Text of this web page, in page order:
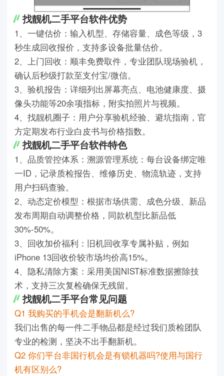
找靓机二手平台软件优势
1、一键估价：输入机型、存储容量、成色等级，3
秒生成回收报价，支持多设备批量估价。
2、上门回收：顺丰免费取件，专业团队现场验机，
确认后秒级打款至支付宝/微信。
3、验机报告：详细列出屏幕亮点、电池健康度、摄
像头功能等20余项指标，附实拍照片与视频。
4、找靓机圈子：用户分享验机经验、避坑指南，官
方定期发布行业白皮书与价格指数。
找靓机二手平台软件特色
1、品质管控体系：溯源管理系统：每台设备绑定唯
一ID，记录质检报告、维修历史、物流轨迹，支持
用户扫码查验。
2、动态定价模型：根据市场供需、成色分级、新品
发布周期自动调整价格，同款机型比新品低
30%-50%。
3、回收加价福利：旧机回收享专属补贴，例如
iPhone 13回收价较市场均价高15%。
4、隐私清除方案：采用美国NIST标准数据擦除技
术，支持三次复检确保无残留。
找靓机二手平台常见问题
Q1 我购买的手机会是翻新机么?
我们出售的每一件二手物品都是经过我们质检团队
专业的检测，坚决不出手翻新机。
Q2 你们平台非国行机会是有锁机器吗?使用与国行
机有区别么?